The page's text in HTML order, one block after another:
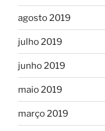
agosto 2019
julho 2019
junho 2019
maio 2019
março 2019